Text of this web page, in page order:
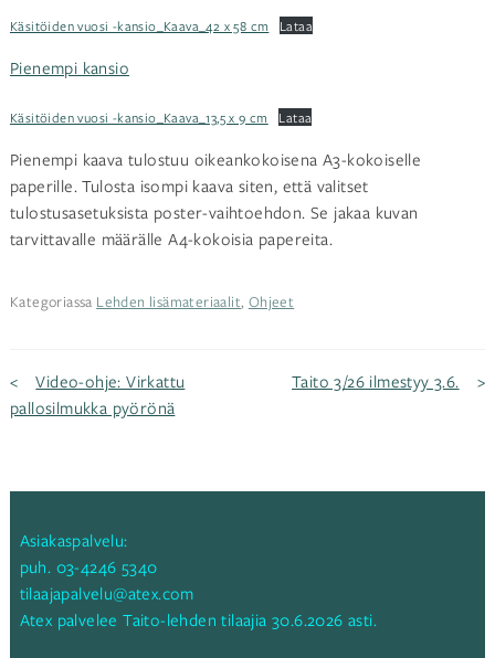
Käsitöiden vuosi -kansio_Kaava_42 x 58 cm Lataa
Pienempi kansio
Käsitöiden vuosi -kansio_Kaava_13,5 x 9 cm Lataa
Pienempi kaava tulostuu oikeankokoisena A3-kokoiselle
paperille. Tulosta isompi kaava siten, että valitset
tulostusasetuksista poster-vaihtoehdon. Se jakaa kuvan
tarvittavalle määrälle A4-kokoisia papereita.
Kategoriassa Lehden lisämateriaalit, Ohjeet
Artikkelien
Video-ohje: Virkattu
pallosilmukka pyörönä
Taito 3/26 ilmestyy 3.6.
Asiakaspalvelu:
puh. 03-4246 5340
tilaajapalvelu@atex.com
Atex palvelee Taito-lehden tilaajia 30.6.2026 asti.